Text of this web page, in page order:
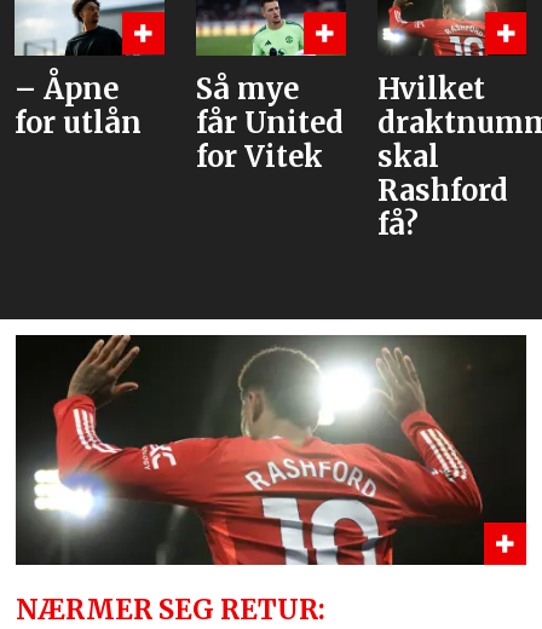
Så mye
får United
Hvilket
draktnummer
skal
– United
tror han
kan være
løsningen
NÆRMER SEG RETUR: